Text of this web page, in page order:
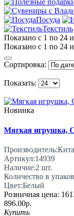
Посуда
Текстиль
Показано с 1 по 24
Показано с 1 по 24
Сортировка:
Показать:
Новинка
Мягкая игрушка,
Производитель:
Артикул:14939
Наличие:2 шт.
Количество в
Цвет:Белый
Розничная цена:
896.00р.
Купить